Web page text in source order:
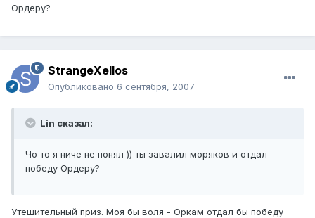
Ордеру?
StrangeXellos
Опубликовано 6 сентября, 2007
Lin сказал:
Чо то я ниче не понял )) ты завалил моряков и отдал
победу Ордеру?
Утешительный приз. Моя бы воля - Оркам отдал бы победу